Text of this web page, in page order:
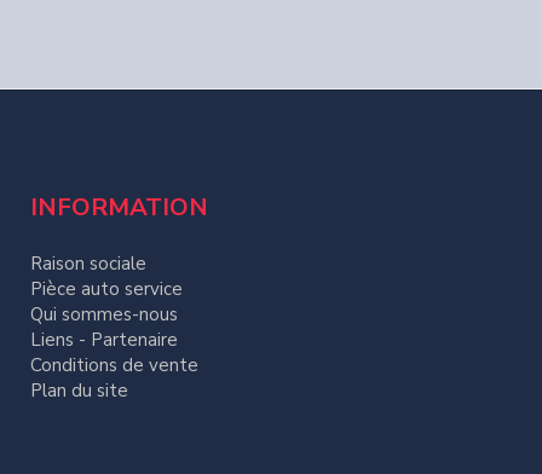
INFORMATION
Raison sociale
Pièce auto service
Qui sommes-nous
Liens - Partenaire
Conditions de vente
Plan du site